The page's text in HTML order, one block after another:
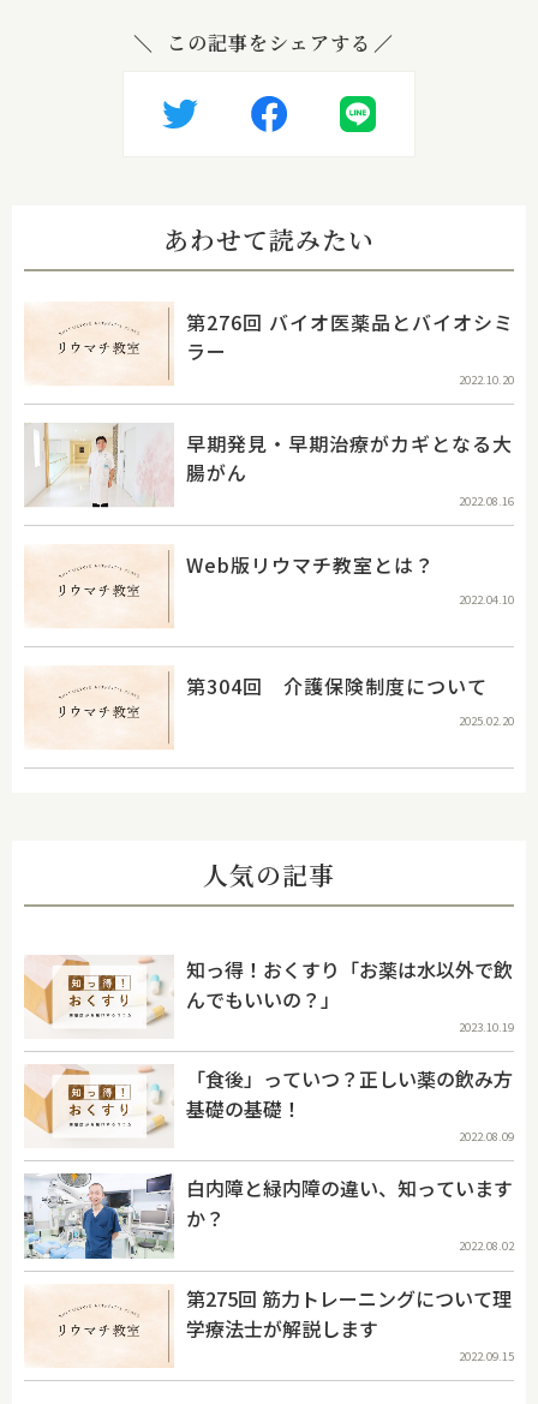
この記事をシェアする
あわせて読みたい
第276回 バイオ医薬品とバイオシミ
ラー
2022.10.20
早期発見・早期治療がカギとなる大
腸がん
2022.08.16
Web版リウマチ教室とは？
2022.04.10
第304回 介護保険制度について
2025.02.20
人気の記事
知っ得！おくすり「お薬は水以外で飲
んでもいいの？」
2023.10.19
「食後」っていつ？正しい薬の飲み方
基礎の基礎！
2022.08.09
白内障と緑内障の違い、知っています
か？
2022.08.02
第275回 筋力トレーニングについて理
学療法士が解説します
2022.09.15